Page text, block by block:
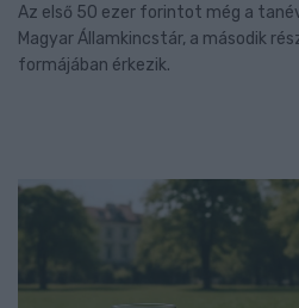
Az első 50 ezer forintot még a
Magyar Államkincstár, a második
formájában érkezik.